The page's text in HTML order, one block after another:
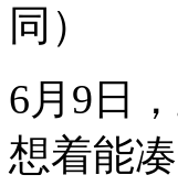
同）
6月9日
想着能